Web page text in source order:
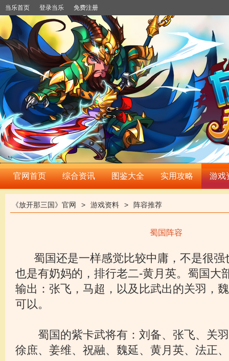
当乐首页 登录当乐 免费注册
官网首页 综合资讯 图鉴大全 实用攻略 游戏
《放开那三国》官网 > 游戏资料 > 阵容推荐
蜀国阵容
蜀国还是一样感觉比较中庸，不是很强
也是有奶妈的，排行老二-黄月英。蜀国大
输出：张飞，马超，以及比武出的关羽，
可以。
蜀国的紫卡武将有：刘备、张飞、关羽
徐庶、姜维、祝融、魏延、黄月英、法正